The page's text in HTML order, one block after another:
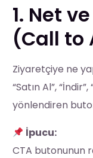
1. Net
(Call to
Ziyaretçiye ne
“Satın Al”,
yönlendiren
İpucu:
CTA butonunun